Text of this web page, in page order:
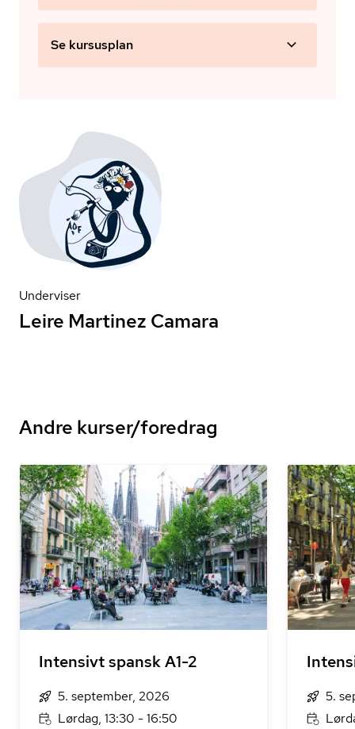
Se kursusplan
Underviser
Leire Martinez Camara
Andre kurser/foredrag
Intensivt spansk A1-2
5. september, 2026
Lørdag, 13:30 - 16:50
5.